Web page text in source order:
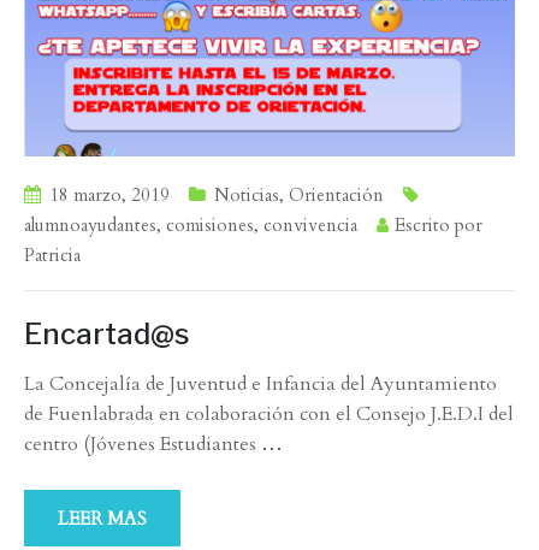
18 marzo, 2019 Noticias, Orientación
alumnoayudantes, comisiones, convivencia
Escrito por
Patricia
Encartad@s
La Concejalía de Juventud e Infancia del Ayuntamiento
de Fuenlabrada en colaboración con el Consejo J.E.D.I del
centro (Jóvenes Estudiantes …
LEER MAS